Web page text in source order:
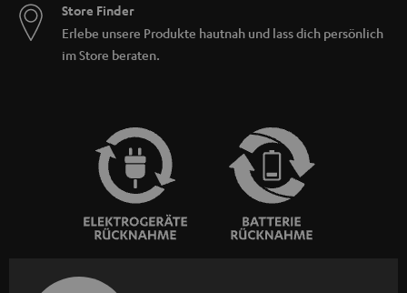
Store Finder
Erlebe unsere Produkte hautnah und lass dich persönlich
im Store beraten.